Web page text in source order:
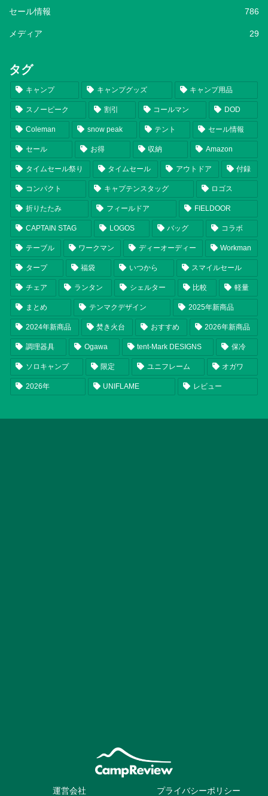
セール情報 786
メディア 29
タグ
キャンプ キャンプグッズ キャンプ用品
スノーピーク 割引 コールマン DOD
Coleman snow peak テント セール情報
セール お得 収納 Amazon
タイムセール祭り タイムセール アウトドア 付録
コンパクト キャプテンスタッグ ロゴス
折りたたみ フィールドア FIELDOOR
CAPTAIN STAG LOGOS バッグ コラボ
テーブル ワークマン ディーオーディー Workman
タープ 福袋 いつから スマイルセール
チェア ランタン シェルター 比較 軽量
まとめ テンマクデザイン 2025年新商品
2024年新商品 焚き火台 おすすめ 2026年新商品
調理器具 Ogawa tent-Mark DESIGNS 保冷
ソロキャンプ 限定 ユニフレーム オガワ
2026年 UNIFLAME レビュー
運営会社 プライバシーポリシー